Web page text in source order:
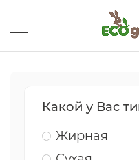
Какой у Вас
Жирная